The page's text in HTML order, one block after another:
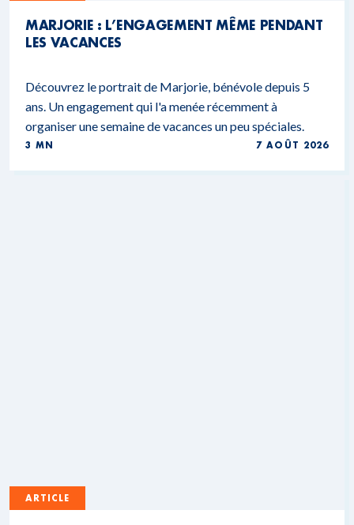
MARJORIE : L’ENGAGEMENT MÊME PENDANT
LES VACANCES
Découvrez le portrait de Marjorie, bénévole depuis 5
ans. Un engagement qui l'a menée récemment à
organiser une semaine de vacances un peu spéciales.
3 MN 7 AOÛT 2026
ARTICLE